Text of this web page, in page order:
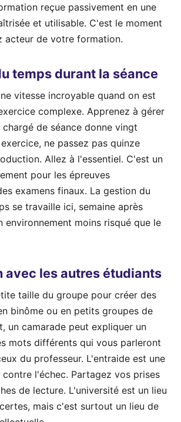
reçue passivement en une
et utilisable. C'est le moment
acteur de votre formation.
temps durant la séance
vitesse incroyable quand on est
complexe. Apprenez à gérer
de séance donne vingt
ne passez pas quinze
Allez à l'essentiel. C'est un
pour les épreuves
examens finaux. La gestion du
se travaille ici, semaine après
environnement moins risqué que le
avec les autres étudiants
taille du groupe pour créer des
binôme ou en petits groupes de
un camarade peut expliquer un
mots différents qui vous parleront
du professeur. L'entraide est une
l'échec. Partagez vos prises
de lecture. L'université est un lieu
mais c'est surtout un lieu de